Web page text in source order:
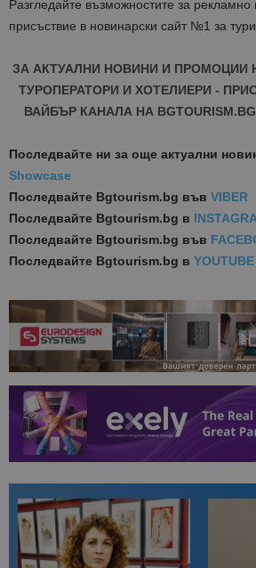
Разгледайте възможностите за
присъствие в новинарски сайт №1 за
ЗА АКТУАЛНИ НОВИНИ И ПРОМОЦИИ
ТУРОПЕРАТОРИ И ХОТЕЛИЕРИ -
ВАЙБЪР КАНАЛА НА
Последвайте ни за още актуални
Showcase
Последвайте Bgtourism.bg във VIBER
Последвайте Bgtourism.bg в
Последвайте Bgtourism.bg във
Последвайте Bgtourism.bg в YOUTUBE